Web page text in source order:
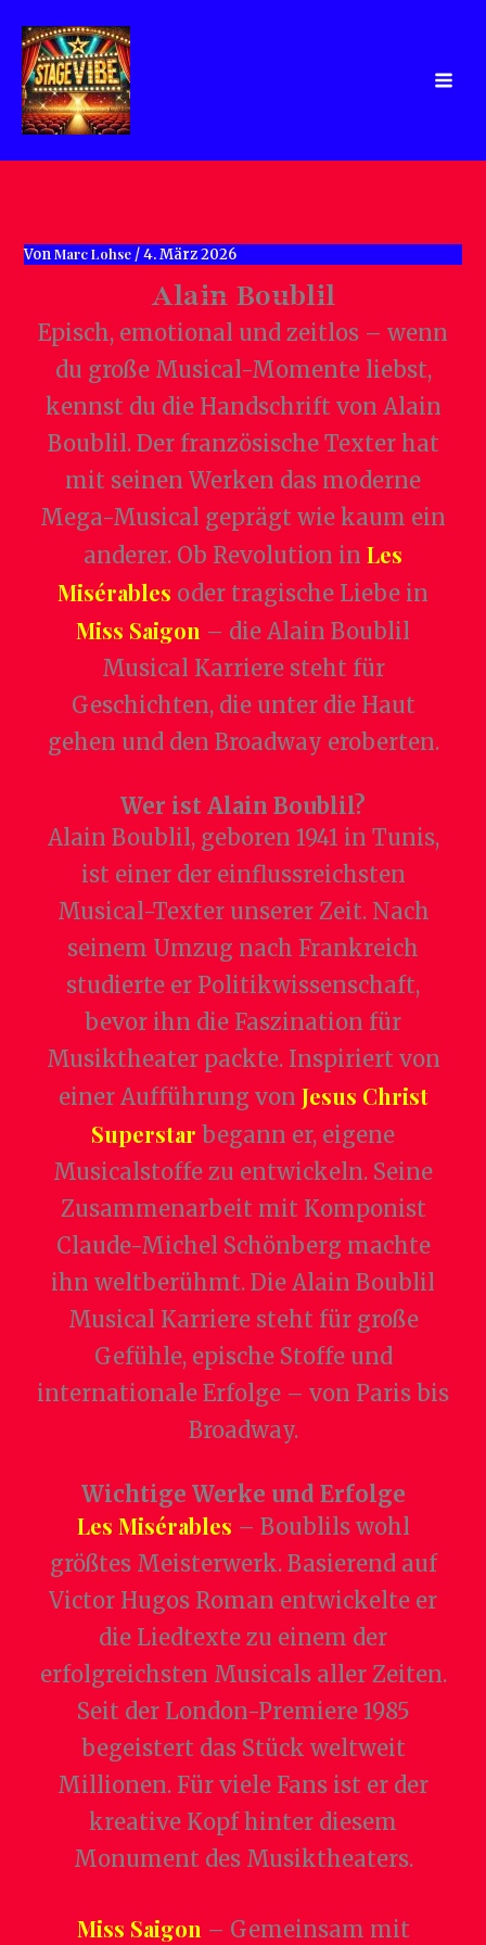
Inhalt
springen
VonMarc Lohse /4. März 2026
Alain Boublil
Episch, emotional und zeitlos – wenn
du große Musical-Momente liebst,
kennst du die Handschrift von Alain
Boublil. Der französische Texter hat
mit seinen Werken das moderne
Mega-Musical geprägt wie kaum ein
anderer. Ob Revolution in Les
Misérables oder tragische Liebe in
Miss Saigon – die Alain Boublil
Musical Karriere steht für
Geschichten, die unter die Haut
gehen und den Broadway eroberten.
Wer ist Alain Boublil?
Alain Boublil, geboren 1941 in Tunis,
ist einer der einflussreichsten
Musical-Texter unserer Zeit. Nach
seinem Umzug nach Frankreich
studierte er Politikwissenschaft,
bevor ihn die Faszination für
Musiktheater packte. Inspiriert von
einer Aufführung von Jesus Christ
Superstar begann er, eigene
Musicalstoffe zu entwickeln. Seine
Zusammenarbeit mit Komponist
Claude-Michel Schönberg machte
ihn weltberühmt. Die Alain Boublil
Musical Karriere steht für große
Gefühle, epische Stoffe und
internationale Erfolge – von Paris bis
Broadway.
Wichtige Werke und Erfolge
Les Misérables – Boublils wohl
größtes Meisterwerk. Basierend auf
Victor Hugos Roman entwickelte er
die Liedtexte zu einem der
erfolgreichsten Musicals aller Zeiten.
Seit der London-Premiere 1985
begeistert das Stück weltweit
Millionen. Für viele Fans ist er der
kreative Kopf hinter diesem
Monument des Musiktheaters.
Miss Saigon– Gemeinsam mit